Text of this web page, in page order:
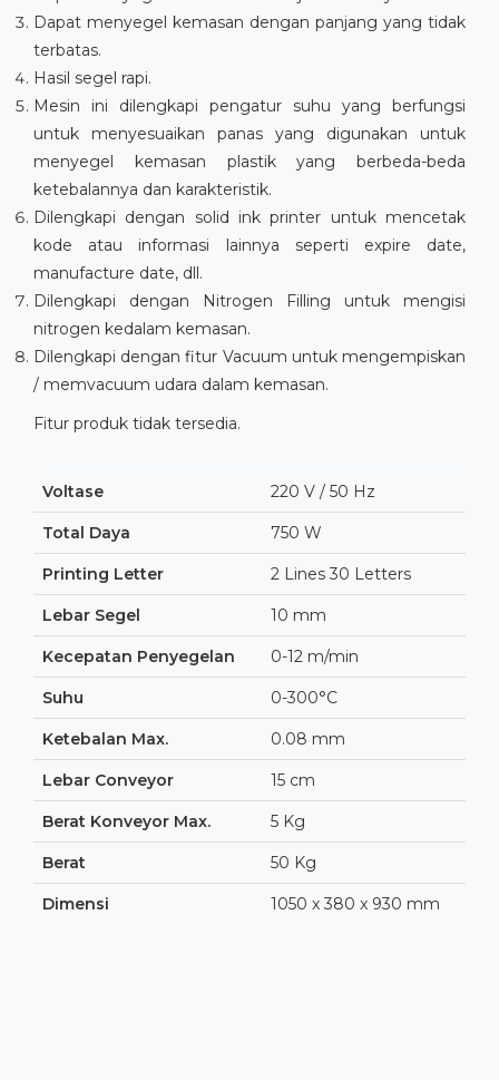
Dapat menyegel kemasan dengan panjang yang tidak
terbatas.
Hasil segel rapi.
Mesin ini dilengkapi pengatur suhu yang berfungsi
untuk menyesuaikan panas yang digunakan untuk
menyegel kemasan plastik yang berbeda-beda
ketebalannya dan karakteristik.
Dilengkapi dengan solid ink printer untuk mencetak
kode atau informasi lainnya seperti expire date,
manufacture date, dll.
Dilengkapi dengan Nitrogen Filling untuk mengisi
nitrogen kedalam kemasan.
Dilengkapi dengan fitur Vacuum untuk mengempiskan
/ memvacuum udara dalam kemasan.
Fitur produk tidak tersedia.
Voltase 220 V / 50 Hz
Total Daya 750 W
Printing Letter 2 Lines 30 Letters
Lebar Segel 10 mm
Kecepatan Penyegelan 0-12 m/min
Suhu 0-300°C
Ketebalan Max. 0.08 mm
Lebar Conveyor 15 cm
Berat Konveyor Max. 5 Kg
Berat 50 Kg
Dimensi 1050 x 380 x 930 mm